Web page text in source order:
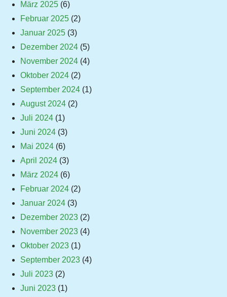
März 2025 (6)
Februar 2025 (2)
Januar 2025 (3)
Dezember 2024 (5)
November 2024 (4)
Oktober 2024 (2)
September 2024 (1)
August 2024 (2)
Juli 2024 (1)
Juni 2024 (3)
Mai 2024 (6)
April 2024 (3)
März 2024 (6)
Februar 2024 (2)
Januar 2024 (3)
Dezember 2023 (2)
November 2023 (4)
Oktober 2023 (1)
September 2023 (4)
Juli 2023 (2)
Juni 2023 (1)